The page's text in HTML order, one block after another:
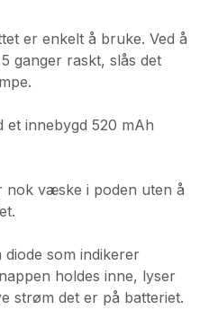
er enkelt å bruke. Ved å
ganger raskt, slås det
et innebygd 520 mAh
nok væske i poden uten å
som indikerer
holdes inne, lyser
strøm det er på batteriet.